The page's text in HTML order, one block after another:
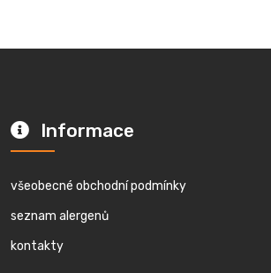
Informace
všeobecné obchodní podmínky
seznam alergenů
kontakty